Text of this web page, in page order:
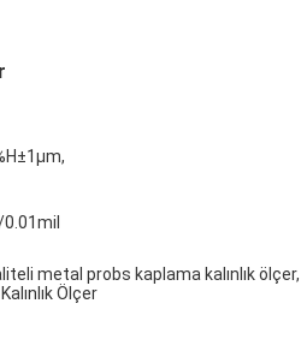
metal probs kaplama kalınlık
Ölçer